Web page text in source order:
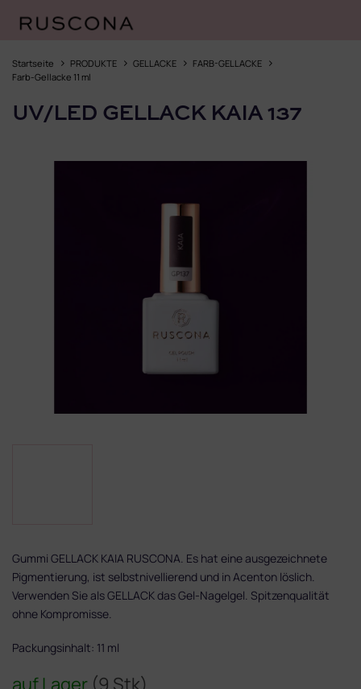
Inhalt
springen
Startseite PRODUKTE GELLACKE
FARB-GELLACKE
Farb-Gellacke 11 ml
UV/LED GELLACK KAIA 137
auf Lager (9 Stk)
Gummi GELLACK KAIA RUSCONA. Es hat eine ausgezeichnete
Pigmentierung, ist selbstnivellierend und in Acenton löslich.
Verwenden Sie als GELLACK das Gel-Nagelgel. Spitzenqualität
ohne Kompromisse.
Packungsinhalt: 11 ml